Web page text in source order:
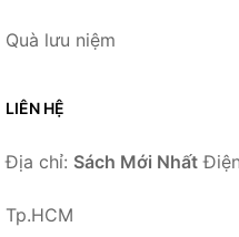
Quà lưu niệm
LIÊN HỆ
Địa chỉ: Sách Mới Nhất
Tp.HCM